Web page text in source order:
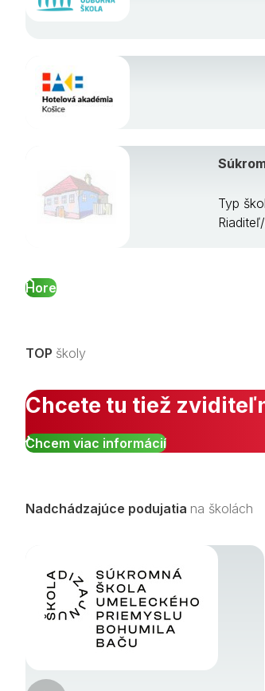
Typ
Hore
TOP školy
Chcete tu tiež
Chcem viac informácií
Nadchádzajúce podujatia na školách